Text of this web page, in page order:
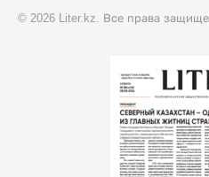
© 2026 Liter.kz. Все права